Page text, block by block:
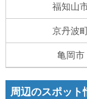
福知山
京丹波
亀岡市
周辺のスポット